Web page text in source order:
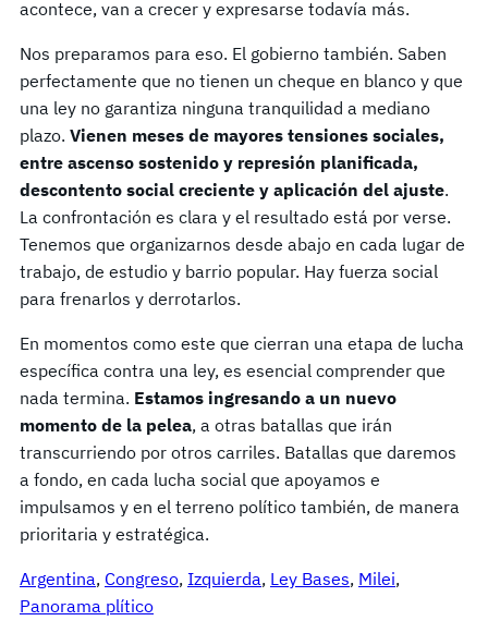
acontece, van a crecer y expresarse todavía más.
Nos preparamos para eso. El gobierno también. Saben
perfectamente que no tienen un cheque en blanco y que
una ley no garantiza ninguna tranquilidad a mediano
plazo. Vienen meses de mayores tensiones sociales,
entre ascenso sostenido y represión planificada,
descontento social creciente y aplicación del ajuste.
La confrontación es clara y el resultado está por verse.
Tenemos que organizarnos desde abajo en cada lugar de
trabajo, de estudio y barrio popular. Hay fuerza social
para frenarlos y derrotarlos.
En momentos como este que cierran una etapa de lucha
específica contra una ley, es esencial comprender que
nada termina. Estamos ingresando a un nuevo
momento de la pelea, a otras batallas que irán
transcurriendo por otros carriles. Batallas que daremos
a fondo, en cada lucha social que apoyamos e
impulsamos y en el terreno político también, de manera
prioritaria y estratégica.
Argentina, Congreso, Izquierda, Ley Bases, Milei
Panorama plítico